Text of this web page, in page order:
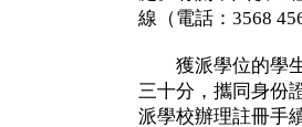
線（電話：3568
獲派學位的學生
三十分，攜同身份
派學校辦理註冊手續